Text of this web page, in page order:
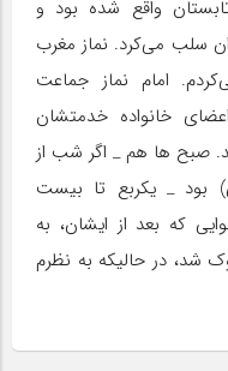
واقع شده بود و
سلب مى‌کرد. نماز مغرب
امام نماز جماعت
خانواده خدمتشان
صبح ها هم _ اگر شب از
بود _ یکربع تا بیست
که بعد از ایشان، به
شد، در حالیکه به نظرم